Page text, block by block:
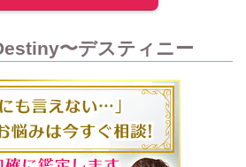
〜デスティニー